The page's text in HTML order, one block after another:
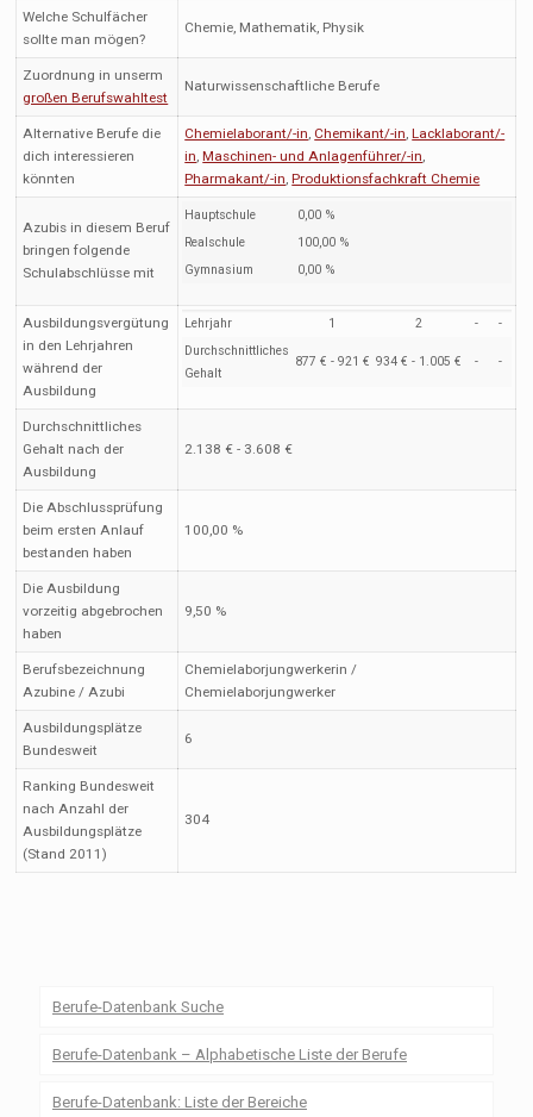
Welche Schulfächer
sollte man mögen?
Chemie, Mathematik, Physik
Zuordnung in unserm
großen Berufswahltest
Naturwissenschaftliche Berufe
Alternative Berufe die
dich interessieren
könnten
Chemielaborant/-in, Chemikant/-in,Lacklaborant/-
in,Maschinen- und Anlagenführer/-in,
Pharmakant/-in,Produktionsfachkraft Chemie
Azubis in diesem Beruf
bringen folgende
Schulabschlüsse mit
Hauptschule
0,00 %
Realschule
100,00 %
Gymnasium
0,00 %
Ausbildungsvergütung
in den Lehrjahren
während der
Ausbildung
Lehrjahr 1 2 -
-
Durchschnittliches
Gehalt
877 € - 921 € 934 € - 1.005 € - -
Durchschnittliches
Gehalt nach der
Ausbildung
2.138 € - 3.608 €
Die Abschlussprüfung
beim ersten Anlauf
bestanden haben
100,00 %
Die Ausbildung
vorzeitig abgebrochen
haben
9,50 %
Berufsbezeichnung
Azubine / Azubi
Chemielaborjungwerkerin /
Chemielaborjungwerker
Ausbildungsplätze
Bundesweit
6
Ranking Bundesweit
nach Anzahl der
Ausbildungsplätze
(Stand 2011)
304
Berufe-Datenbank Suche
Berufe-Datenbank – Alphabetische Liste der Berufe
Berufe-Datenbank: Liste der Bereiche